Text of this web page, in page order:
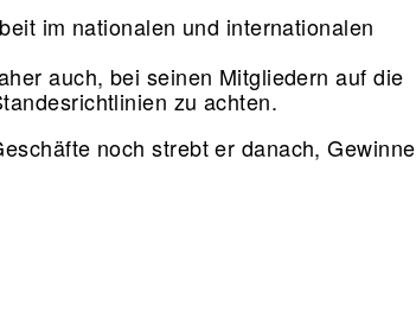
im nationalen und internationalen
auch, bei seinen Mitgliedern auf die
zu achten.
noch strebt er danach, Gewinne